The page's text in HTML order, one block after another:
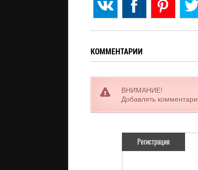
КОММЕНТАРИИ
ВНИМАНИЕ!
Добавлять
Регистрация